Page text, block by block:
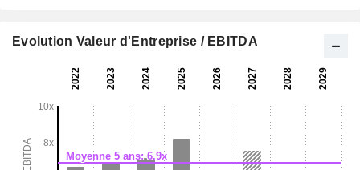
Evolution Valeur d'Entreprise / EBITDA